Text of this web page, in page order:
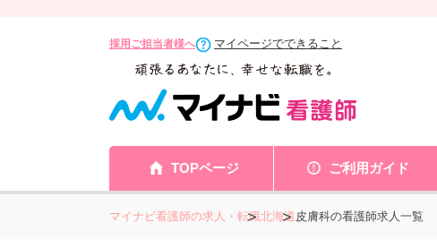
採用ご担当者様へ マイページでできること
TOPページ ご利用ガイド
マイナビ看護師の求人・転職北海道皮膚科の看護師求人一覧